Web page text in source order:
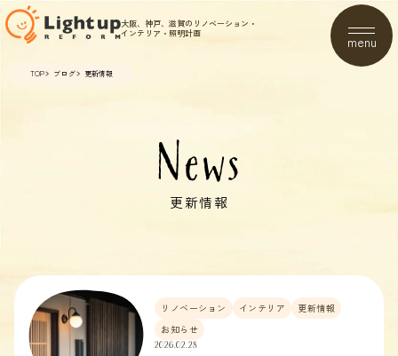
大阪、神戸、滋賀のリノベーション・
インテリア・照明計画
menu
TOP ブログ 更新情報
News
更新情報
リノベーション インテリア
更新情報
お知らせ
2026.02.28